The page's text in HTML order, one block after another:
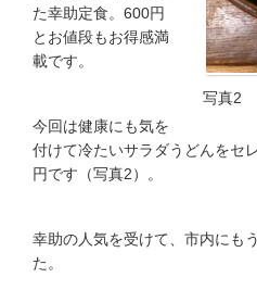
写真2
た幸助定食。600円
とお値段もお得感満
載です。
今回は健康にも気を
付けて冷たいサラダうどんをセ
円です（写真2）。
幸助の人気を受けて、市内にも
た。